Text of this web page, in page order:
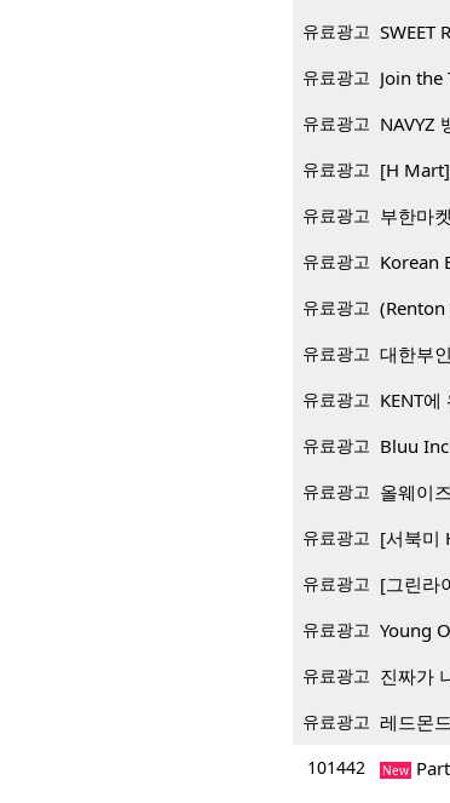
유료광고 SWEET
유료광고 Join the
유료광고 NAVYZ
유료광고 [H
유료광고 부한마
유료광고
유료광고
유료광고 대한부
유료광고 KENT
유료광고 Bluu
유료광고 올웨이
유료광고 [서북미
유료광고 [그린라
유료광고 Young
유료광고 진짜가
유료광고 레드몬
101442 New